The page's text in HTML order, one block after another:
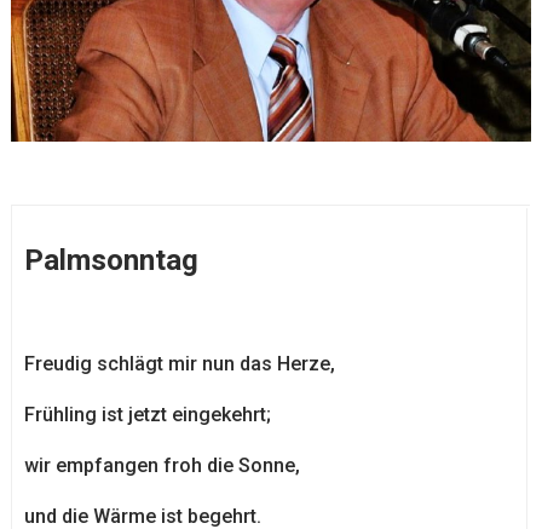
Palmsonntag
Freudig schlägt mir nun das Herze,
Frühling ist jetzt eingekehrt;
wir empfangen froh die Sonne,
und die Wärme ist begehrt.